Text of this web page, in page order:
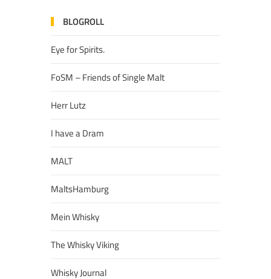
BLOGROLL
Eye for Spirits.
FoSM – Friends of Single Malt
Herr Lutz
I have a Dram
MALT
MaltsHamburg
Mein Whisky
The Whisky Viking
Whisky Journal